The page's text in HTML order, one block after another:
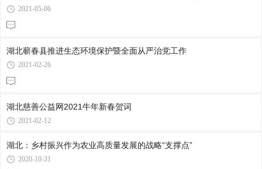
2021-05-06
湖北蕲春县推进生态环境保护暨全面从严治党工作
2021-02-26
湖北慈善公益网2021牛年新春贺词
2021-02-12
湖北：乡村振兴作为农业高质量发展的战略“支撑点”
2020-10-31